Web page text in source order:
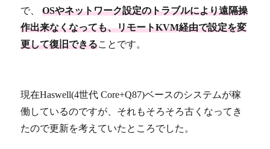
で、OSやネットワーク設定のトラブルにより遠隔操
作出来なくなっても、リモートKVM経由で設定を変
更して復旧できることです。
現在Haswell(4世代 Core+Q87)ベースのシステムが稼
働しているのですが、それもそろそろ古くなってき
たので更新を考えていたところでした。